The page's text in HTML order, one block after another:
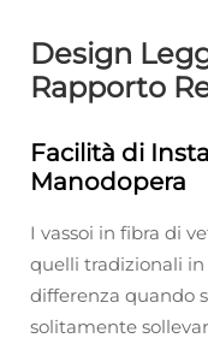
Design
Rapporto
Facilità di
Manodopera
I vassoi in fibra di
quelli tradizionali in
differenza quando
solitamente